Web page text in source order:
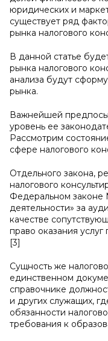
юридических и
существует ряд
рынка налогового
В данной статье
рынка налогового
анализа будут
рынка.
Важнейшей
уровень ее
Рассмотрим
сфере налогового
Отдельного закона,
налогового
Федеральном законе
деятельности» за
качестве
право оказания
[3]
Сущность же
единственном
справочнике
и других служащих,
обязанности
требования к